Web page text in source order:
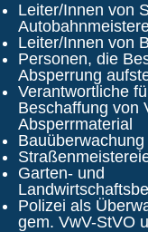
Leiter/Innen von
Leiter/Innen von
Personen, die
Absperrung
Verantwortliche
Beschaffung von
Absperrmaterial
Bauüberwachung
Garten- und
Polizei als
gem. VwV-StVO